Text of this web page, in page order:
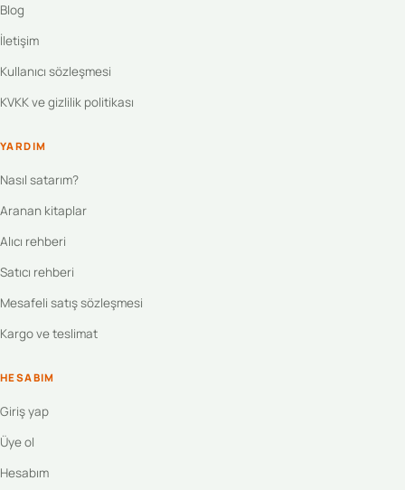
Blog
İletişim
Kullanıcı sözleşmesi
KVKK ve gizlilik politikası
YARDIM
Nasıl satarım?
Aranan kitaplar
Alıcı rehberi
Satıcı rehberi
Mesafeli satış sözleşmesi
Kargo ve teslimat
HESABIM
Giriş yap
Üye ol
Hesabım